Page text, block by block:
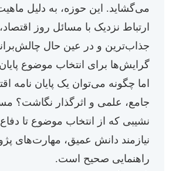
می‌گشاید. این حوزه، به دلیل
ارتباط نزدیک با مسائل روز
جذاب‌ترین و در عین حال
گرایش‌ها برای انتخاب موضوع
اما چگونه می‌توان یک پایان نامه
جامع، علمی و اثرگذار نگاشت؟
نشیبی که از انتخاب موضوع تا دفاع
نیازمند دانش عمیق، مهارت‌های
راهنمایی صحیح است.